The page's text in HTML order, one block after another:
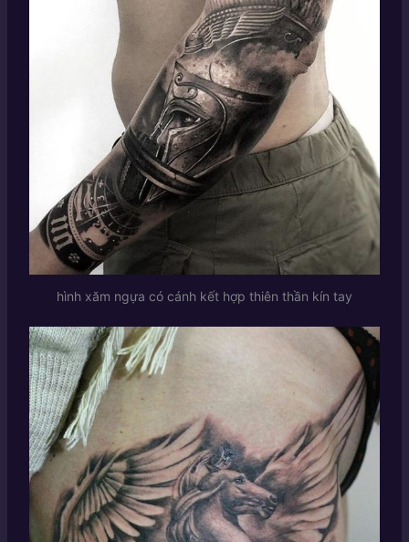
hình xăm ngựa có cánh kết hợp thiên thần kín tay